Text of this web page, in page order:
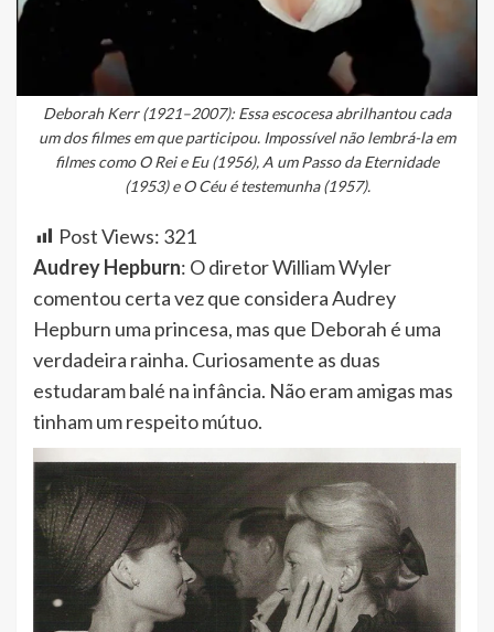
Deborah Kerr (1921–2007): Essa escocesa abrilhantou cada
um dos filmes em que participou. Impossível não lembrá-la em
filmes como O Rei e Eu (1956), A um Passo da Eternidade
(1953) e O Céu é testemunha (1957).
Post Views: 321
Audrey Hepburn: O diretor William Wyler
comentou certa vez que considera Audrey
Hepburn uma princesa, mas que Deborah é uma
verdadeira rainha. Curiosamente as duas
estudaram balé na infância. Não eram amigas mas
tinham um respeito mútuo.